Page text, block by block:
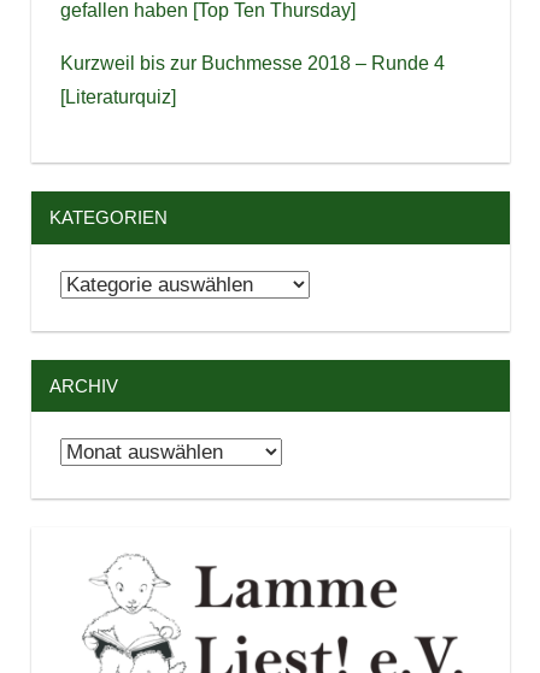
gefallen haben [Top Ten Thursday]
Kurzweil bis zur Buchmesse 2018 – Runde 4
[Literaturquiz]
KATEGORIEN
Kategorien
ARCHIV
Archiv